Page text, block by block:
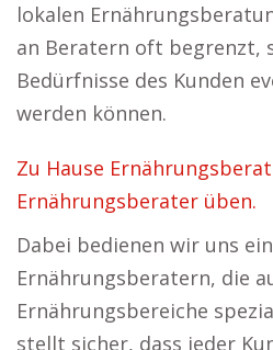
lokalen
an Beratern oft begrenzt,
Bedürfnisse des Kunden
werden können.
Zu Hause
Ernährungsberater üben.
Dabei bedienen wir uns
Ernährungsberatern, die
Ernährungsbereiche
stellt sicher, dass jeder